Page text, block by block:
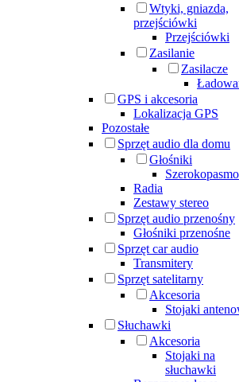
Wtyki, gniazda,
przejściówki
Przejściówki
Zasilanie
Zasilacze
GPS i akcesoria
Lokalizacja GPS
Pozostałe
Sprzęt audio dla domu
Głośniki
Radia
Zestawy stereo
Sprzęt audio przenośny
Głośniki przenośne
Sprzęt car audio
Transmitery
Sprzęt satelitarny
Akcesoria
Stojaki
Słuchawki
Akcesoria
Stojaki na
słuchawki